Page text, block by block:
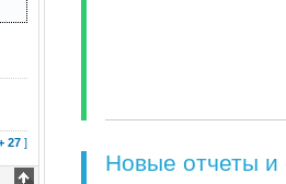
27 ]
Новые отчеты и